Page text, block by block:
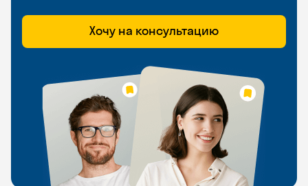
Хочу на консультацию